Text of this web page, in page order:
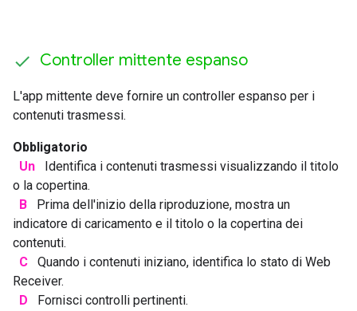
Controller mittente espanso
L'app mittente deve fornire un controller espanso per i
contenuti trasmessi.
Obbligatorio
Un
Identifica i contenuti trasmessi visualizzando il titolo
o la copertina.
B
Prima dell'inizio della riproduzione, mostra un
indicatore di caricamento e il titolo o la copertina dei
contenuti.
C
Quando i contenuti iniziano, identifica lo stato di Web
Receiver.
D
Fornisci controlli pertinenti.